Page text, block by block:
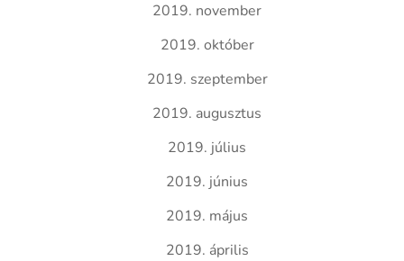
2019. november
2019. október
2019. szeptember
2019. augusztus
2019. július
2019. június
2019. május
2019. április